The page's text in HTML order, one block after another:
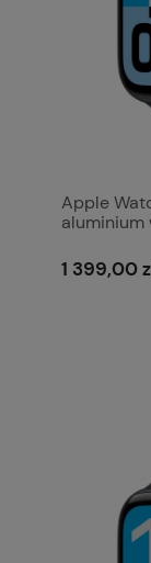
Apple
aluminium
1 399,00